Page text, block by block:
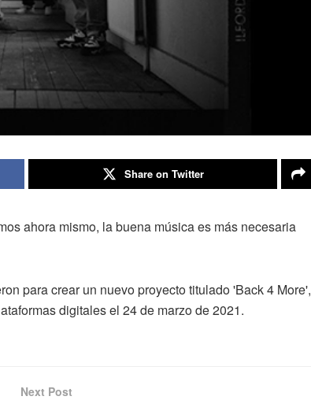
Share on Twitter
ahora mismo, la buena música es más necesaria
para crear un nuevo proyecto titulado 'Back 4 More',
digitales el 24 de marzo de 2021.
Next Post